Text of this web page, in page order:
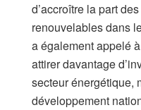
d’accroître la part
renouvelables dans
a également appelé
attirer davantage
secteur énergétique,
développement